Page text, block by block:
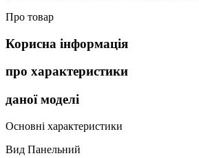
Про товар
Корисна інформація
про характеристики
даної моделі
Основні характеристики
Вид Панельний